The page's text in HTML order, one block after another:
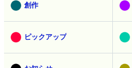
創作
ピックアップ